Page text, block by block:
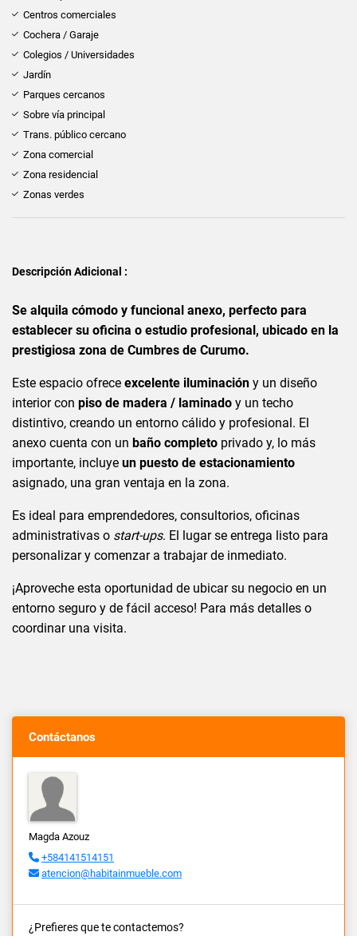
Centros comerciales
Cochera / Garaje
Colegios / Universidades
Jardín
Parques cercanos
Sobre vía principal
Trans. público cercano
Zona comercial
Zona residencial
Zonas verdes
Descripción Adicional :
Se alquila cómodo y funcional anexo, perfecto para
establecer su oficina o estudio profesional, ubicado en la
prestigiosa zona de Cumbres de Curumo.
Este espacio ofrece excelente iluminación y un diseño
interior con piso de madera / laminado y un techo
distintivo, creando un entorno cálido y profesional. El
anexo cuenta con un baño completo privado y, lo más
importante, incluye un puesto de estacionamiento
asignado, una gran ventaja en la zona.
Es ideal para emprendedores, consultorios, oficinas
administrativas o start-ups. El lugar se entrega listo para
personalizar y comenzar a trabajar de inmediato.
¡Aproveche esta oportunidad de ubicar su negocio en un
entorno seguro y de fácil acceso! Para más detalles o
coordinar una visita.
Contáctanos
Magda Azouz
+584141514151
atencion@habitainmueble.com
¿Prefieres que te contactemos?